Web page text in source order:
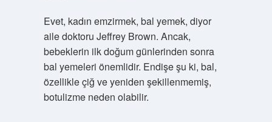
Evet, kadın emzirmek, bal yemek, diyor
aile doktoru Jeffrey Brown. Ancak,
bebeklerin ilk doğum günlerinden sonra
bal yemeleri önemlidir. Endişe şu ki, bal,
özellikle çiğ ve yeniden şekillenmemiş,
botulizme neden olabilir.